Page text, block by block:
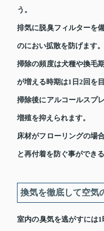
う。
排気に脱臭フィルターを
のにおい拡散を防げます。
掃除の頻度は犬種や換毛
が増える時期は1日2回を
掃除後にアルコールスプ
増殖を抑えられます。
床材がフローリングの場
と再付着を防ぐ事ができる
換気を徹底して空気
室内の臭気を逃がすには